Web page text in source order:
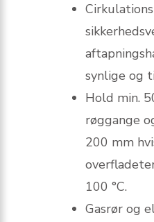
synlige og
Hold min.
røggange
200 mm
100 °C.
Gasrør og